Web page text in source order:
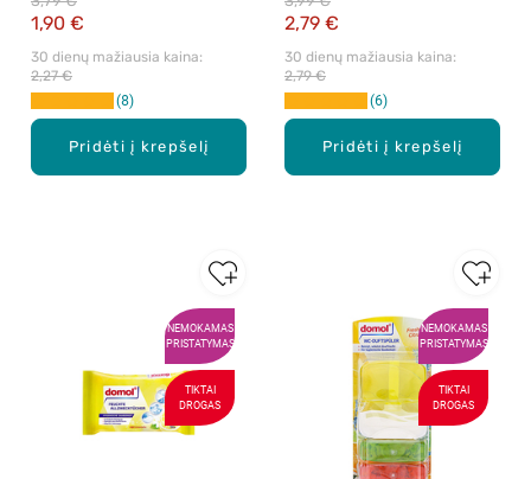
Pridėti į krepšelį
1,90 €
30 dienų mažiausia kaina:
2,27 €
8
Pridėti į krepšelį
2,79 €
30 dienų mažiausia kaina:
2,79 €
6
NEMOKAMAS
PRISTATYMAS
TIKTAI
DROGAS
NEMOKAMAS
PRISTATYMAS
TIKTAI
DROGAS